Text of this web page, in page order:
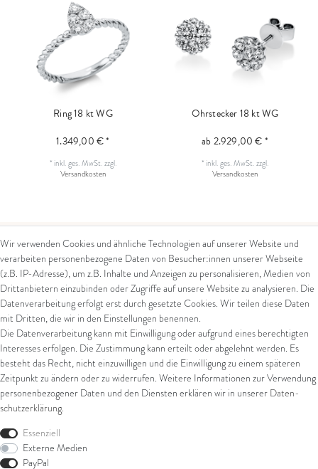
Ring 18 kt WG
1.349,00 € *
* inkl. ges. MwSt.zzgl.
Versandkosten
Ohrstecker 18 kt WG
ab 2.929,00 € *
* inkl. ges. MwSt.zzgl.
Versandkosten
Kontakt
Kontaktformular
Arena in Arte GmbH
Marktgasse 2,
8600 Dübendorf
Tel: +41 44 821 60 40
E-Mail:info@goldschmiede-
arena.com
Rechtliches
AGB
Impressum
Datenschutz
Widerrufsrecht
Zahlung und Versand
Widerrufsformular
Wir verwenden Cookies und ähnliche Technologien auf unserer Website und
verarbeiten personenbezogene Daten von Besucher:innen unserer Webseite
(z.B. IP-Adresse), um z.B. Inhalte und Anzeigen zu personalisieren, Medien von
Drittanbietern einzubinden oder Zugriffe auf unsere Website zu analysieren. Die
Datenverarbeitung erfolgt erst durch gesetzte Cookies. Wir teilen diese Daten
mit Dritten, die wir in den Einstellungen benennen.
Die Datenverarbeitung kann mit Einwilligung oder aufgrund eines berechtigten
Interesses erfolgen. Die Zustimmung kann erteilt oder abgelehnt werden. Es
besteht das Recht, nicht einzuwilligen und die Einwilligung zu einem späteren
Zeitpunkt zu ändern oder zu widerrufen. Weitere Informationen zur Verwendung
personenbezogener Daten und den Diensten erklären wir in unserer Daten­
schutz­erklärung.
Essenziell
Externe Medien
PayPal